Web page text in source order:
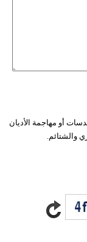
أو مهاجمة الأديان
والشتائم.